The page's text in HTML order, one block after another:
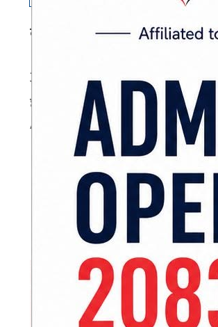
काठमाडौं :
ट्रमा सेन्टरमा मृत्यु
अस्पताल स्रोतका अनुसार,
छ ।
ADVERTISEMENT